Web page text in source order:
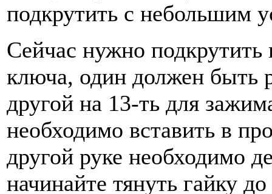
подкрутить с небольшим
Сейчас нужно подкрутить
ключа, один должен быть
другой на 13-ть для
необходимо вставить в
другой руке необходимо
начинайте тянуть гайку